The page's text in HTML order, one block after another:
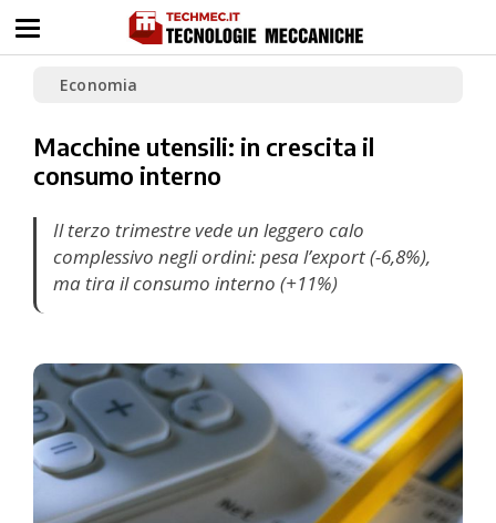
Economia
Macchine utensili: in crescita il
consumo interno
Il terzo trimestre vede un leggero calo
complessivo negli ordini: pesa l’export (-6,8%),
ma tira il consumo interno (+11%)